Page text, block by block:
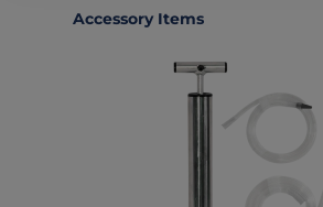
Produktgalerie überspringen
Accessory Items